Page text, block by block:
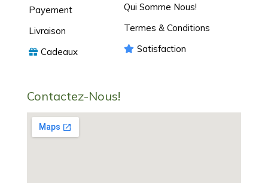
Payement
Livraison
Cadeaux
Qui Somme Nous!
Termes & Conditions
Satisfaction
Contactez-Nous!